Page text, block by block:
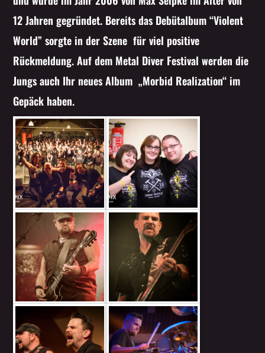
12 Jahren gegründet. Bereits das Debütalbum “Violent
World” sorgte in der Szene für viel positive
Rückmeldung. Auf dem Metal Diver Festival werden die
Jungs auch Ihr neues Album „Morbid Realization“ im
Gepäck haben.